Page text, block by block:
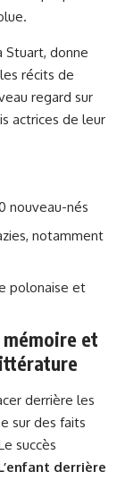
Stuart, donne
récits de
regard sur
actrices de leur
nouveau-nés
notamment
polonaise et
et
derrière les
sur des faits
succès
derrière